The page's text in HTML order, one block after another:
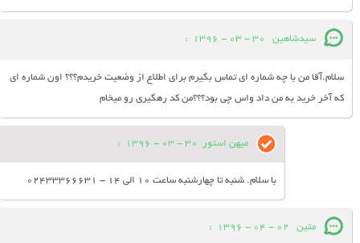
سیدشاهین 30 - 03 - 1396
:
سلام.آقا من با چه شماره ای تماس بگیرم برای اطلاع از وضعیت خریدم؟؟؟ اون شماره ای
که آخر خرید به من داد واس چی بود؟؟؟من کد رهگیری رو میخام
میهن استور 30 - 03 - 1396
:
با سلام. شنبه تا چهارشنبه ساعت 10 الی 14 - 02433366631
متین 02 - 04 - 1396
: